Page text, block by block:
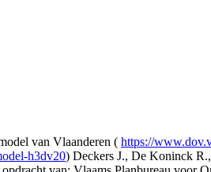
van Vlaanderen ( https://
h3dv20) Deckers J., De Koninck